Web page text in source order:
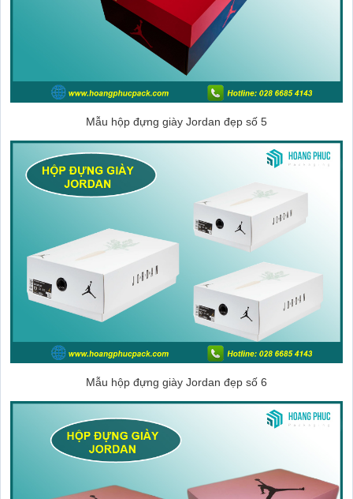
Mẫu hộp đựng giày Jordan đẹp số 5
Mẫu hộp đựng giày Jordan đẹp số 6